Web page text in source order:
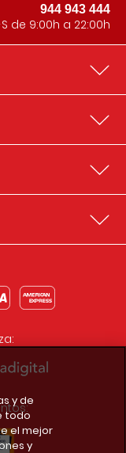
944 943 444
S de 9:00h a 22:00h
y de
todo
el mejor
y